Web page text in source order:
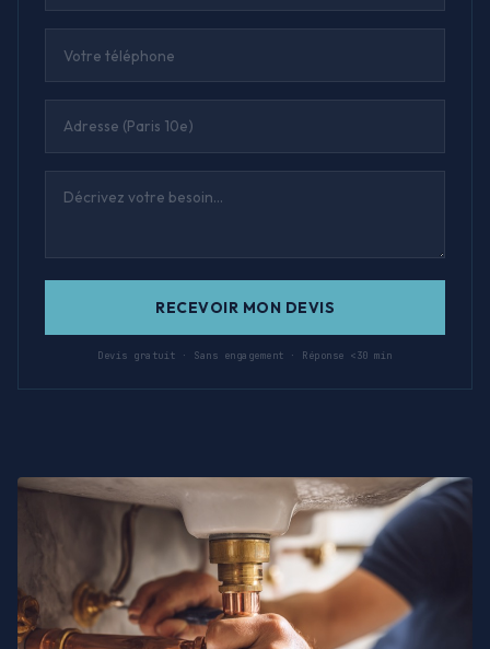
RECEVOIR MON DEVIS
Devis gratuit · Sans engagement · Réponse <30 min